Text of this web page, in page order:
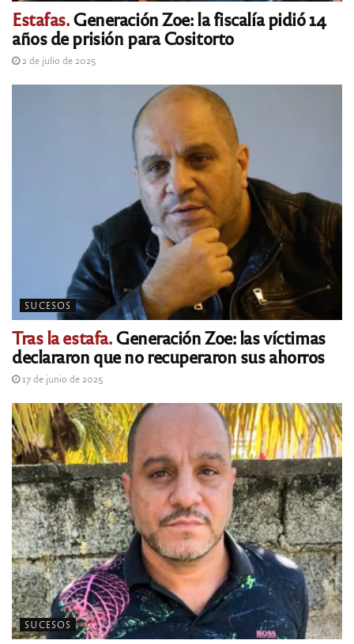
Estafas.Generación Zoe: la fiscalía pidió 14
años de prisión para Cositorto
2 de julio de 2025
SUCESOS
Tras la estafa.Generación Zoe: las víctimas
declararon que no recuperaron sus ahorros
17 de junio de 2025
SUCESOS